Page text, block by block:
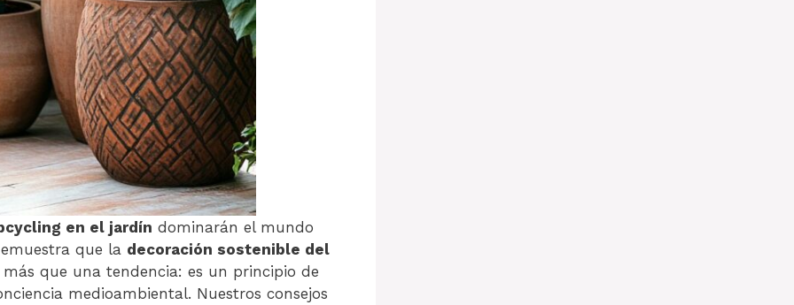
en el jardín dominarán el mundo
que la decoración sostenible del
que una tendencia: es un principio de
medioambiental. Nuestros consejos